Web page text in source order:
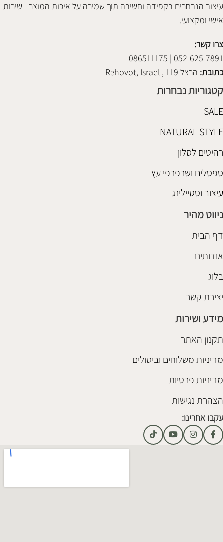
עיצוב הנבחרים בקפידה וחשיבה תוך שמירה על איכות המוצר - שירות
אישי ומקצועי.
צרו קשר:
052-625-7891 | 086511175
כתובת: הרצל 119 , Rehovot, Israel
קטגוריות נבחרות
SALE
NATURAL STYLE
רהיטים לסלון
ספסלים ושרפרפי עץ
עיצוב וסטיילינג
ניווט מהיר
דף הבית
אודותינו
בלוג
יצירת קשר
מידע ושירות
תקנון האתר
מדיניות משלוחים וביטולים
מדיניות פרטיות
הצהרת נגישות
עקבו אחרינו: